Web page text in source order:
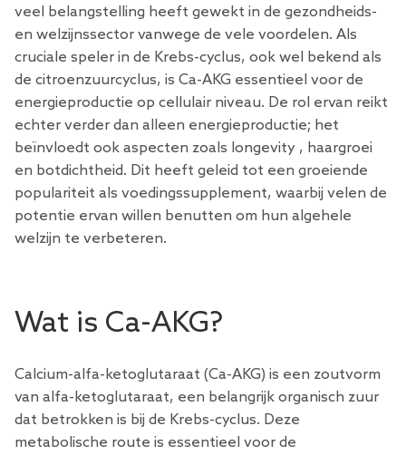
veel belangstelling heeft gewekt in de gezondheids-
en welzijnssector vanwege de vele voordelen. Als
cruciale speler in de Krebs-cyclus, ook wel bekend als
de citroenzuurcyclus, is Ca-AKG essentieel voor de
energieproductie op cellulair niveau. De rol ervan reikt
echter verder dan alleen energieproductie; het
beïnvloedt ook aspecten zoals longevity , haargroei
en botdichtheid. Dit heeft geleid tot een groeiende
populariteit als voedingssupplement, waarbij velen de
potentie ervan willen benutten om hun algehele
welzijn te verbeteren.
Wat is Ca-AKG?
Calcium-alfa-ketoglutaraat (Ca-AKG) is een zoutvorm
van alfa-ketoglutaraat, een belangrijk organisch zuur
dat betrokken is bij de Krebs-cyclus. Deze
metabolische route is essentieel voor de